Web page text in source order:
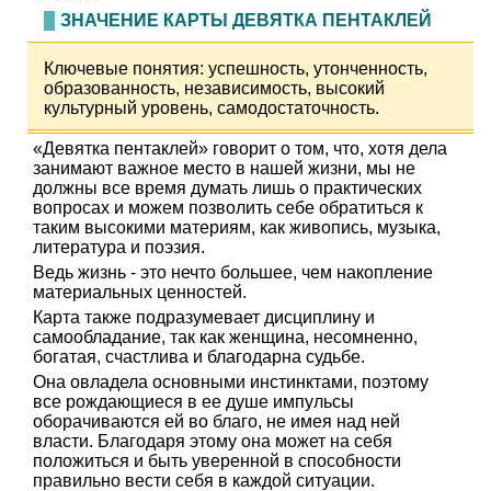
ЗНАЧЕНИЕ КАРТЫ ДЕВЯТКА ПЕНТАКЛЕЙ
Ключевые понятия: успешность, утонченность,
образованность, независимость, высокий
культурный уровень, самодостаточность.
«Девятка пентаклей» говорит о том, что, хотя дела
занимают важное место в нашей жизни, мы не
должны все время думать лишь о практических
вопросах и можем позволить себе обратиться к
таким высокими материям, как живопись, музыка,
литература и поэзия.
Ведь жизнь - это нечто большее, чем накопление
материальных ценностей.
Карта также подразумевает дисциплину и
самообладание, так как женщина, несомненно,
богатая, счастлива и благодарна судьбе.
Она овладела основными инстинктами, поэтому
все рождающиеся в ее душе импульсы
оборачиваются ей во благо, не имея над ней
власти. Благодаря этому она может на себя
положиться и быть уверенной в способности
правильно вести себя в каждой ситуации.